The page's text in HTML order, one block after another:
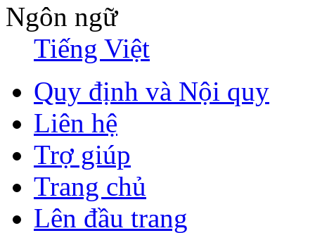
Ngôn ngữ
Tiếng Việt
Quy định và Nội quy
Liên hệ
Trợ giúp
Trang chủ
Lên đầu trang